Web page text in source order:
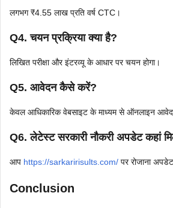
लगभग ₹4.55 लाख प्रति वर्ष CTC।
Q4. चयन प्रक्रिया क्या है?
लिखित परीक्षा और इंटरव्यू के आधार पर चयन होगा।
Q5. आवेदन कैसे करें?
केवल आधिकारिक वेबसाइट के माध्यम से ऑनलाइन
Q6. लेटेस्ट सरकारी नौकरी अपडेट कहां
आप https://sarkaririsults.com/ पर रोजाना
Conclusion